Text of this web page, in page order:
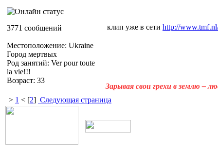
3771 сообщений
Местоположение: Ukraine
Город мертвых
Род занятий: Ver pour toute
la vie!!!
Возраст: 33
клип уже в сети http://
Зарывая свои грехи в землю –
> 1 < [2] Следующая страница